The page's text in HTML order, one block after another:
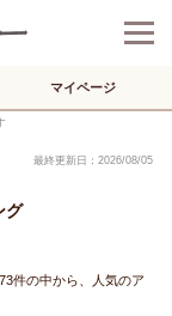
マイページ
最終更新日：2026/08/05
グ
件の中から、人気のア